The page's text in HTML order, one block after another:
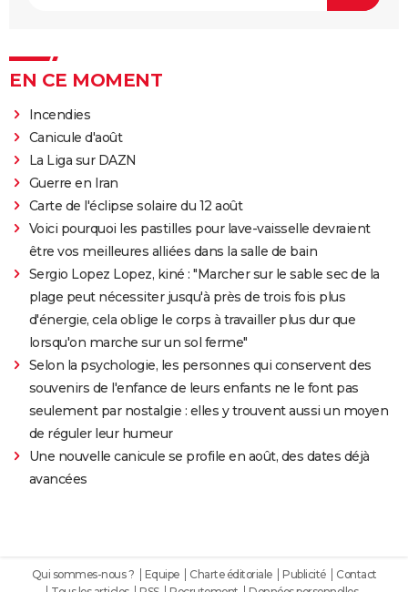
EN CE MOMENT
Incendies
Canicule d'août
La Liga sur DAZN
Guerre en Iran
Carte de l'éclipse solaire du 12 août
Voici pourquoi les pastilles pour lave-vaisselle devraient
être vos meilleures alliées dans la salle de bain
Sergio Lopez Lopez, kiné : "Marcher sur le sable sec de la
plage peut nécessiter jusqu'à près de trois fois plus
d'énergie, cela oblige le corps à travailler plus dur que
lorsqu'on marche sur un sol ferme"
Selon la psychologie, les personnes qui conservent des
souvenirs de l'enfance de leurs enfants ne le font pas
seulement par nostalgie : elles y trouvent aussi un moyen
de réguler leur humeur
Une nouvelle canicule se profile en août, des dates déjà
avancées
Qui sommes-nous ? Equipe Charte éditoriale Publicité
Contact